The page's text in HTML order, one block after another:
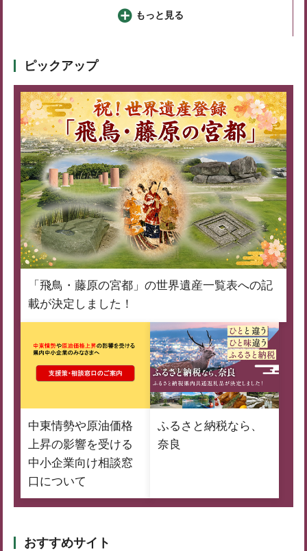
もっと見る
ピックアップ
「飛鳥・藤原の宮都」の世界遺産一覧表への記
載が決定しました！
中東情勢や原油価格
上昇の影響を受ける
中小企業向け相談窓
口について
ふるさと納税なら、
奈良
おすすめサイト